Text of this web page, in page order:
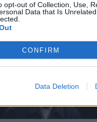
opt-out of Collection, Use,
Data that Is
CONFIRM
Data Deletion